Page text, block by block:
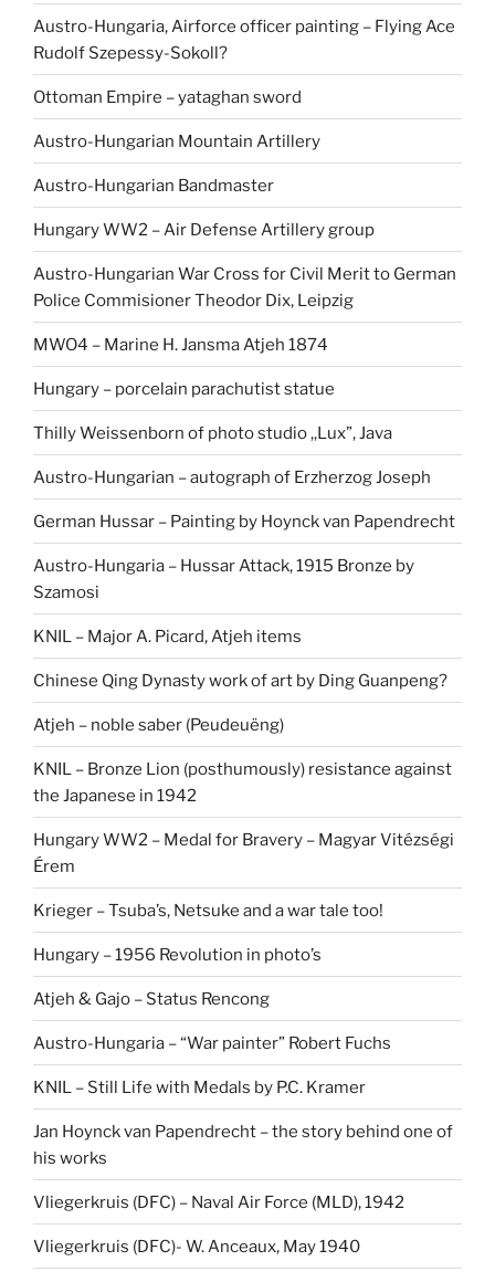
Austro-Hungaria, Airforce officer painting – Flying Ace
Rudolf Szepessy-Sokoll?
Ottoman Empire – yataghan sword
Austro-Hungarian Mountain Artillery
Austro-Hungarian Bandmaster
Hungary WW2 – Air Defense Artillery group
Austro-Hungarian War Cross for Civil Merit to German
Police Commisioner Theodor Dix, Leipzig
MWO4 – Marine H. Jansma Atjeh 1874
Hungary – porcelain parachutist statue
Thilly Weissenborn of photo studio ,,Lux”, Java
Austro-Hungarian – autograph of Erzherzog Joseph
German Hussar – Painting by Hoynck van Papendrecht
Austro-Hungaria – Hussar Attack, 1915 Bronze by
Szamosi
KNIL – Major A. Picard, Atjeh items
Chinese Qing Dynasty work of art by Ding Guanpeng?
Atjeh – noble saber (Peudeuëng)
KNIL – Bronze Lion (posthumously) resistance against
the Japanese in 1942
Hungary WW2 – Medal for Bravery – Magyar Vitézségi
Érem
Krieger – Tsuba’s, Netsuke and a war tale too!
Hungary – 1956 Revolution in photo’s
Atjeh & Gajo – Status Rencong
Austro-Hungaria – “War painter” Robert Fuchs
KNIL – Still Life with Medals by P.C. Kramer
Jan Hoynck van Papendrecht – the story behind one of
his works
Vliegerkruis (DFC) – Naval Air Force (MLD), 1942
Vliegerkruis (DFC)- W. Anceaux, May 1940